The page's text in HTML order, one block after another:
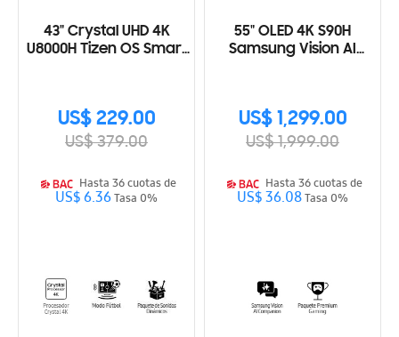
43" Crystal UHD 4K
U8000H Tizen OS Smart
US$ 229.00
US$ 379.00
Hasta 36 cuotas de
US$ 6.36Tasa 0%
55" OLED 4K S90H
Samsung Vision AI
US$ 1,299.00
US$ 1,999.00
Hasta 36 cuotas de
US$ 36.08Tasa 0%